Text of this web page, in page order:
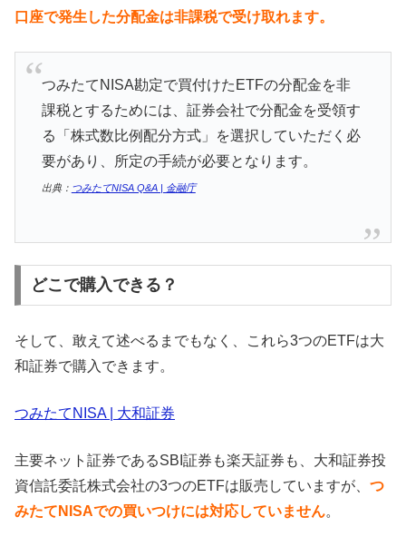
口座で発生した分配金は非課税で受け取れます。
つみたてNISA勘定で買付けたETFの分配金を非
課税とするためには、証券会社で分配金を受領す
る「株式数比例配分方式」を選択していただく必
要があり、所定の手続が必要となります。
出典： つみたてNISA Q&A | 金融庁
どこで購入できる？
そして、敢えて述べるまでもなく、これら3つのETFは大
和証券で購入できます。
つみたてNISA | 大和証券
主要ネット証券であるSBI証券も楽天証券も、大和証券投
資信託委託株式会社の3つのETFは販売していますが、 つ
みたてNISAでの買いつけには対応していません。